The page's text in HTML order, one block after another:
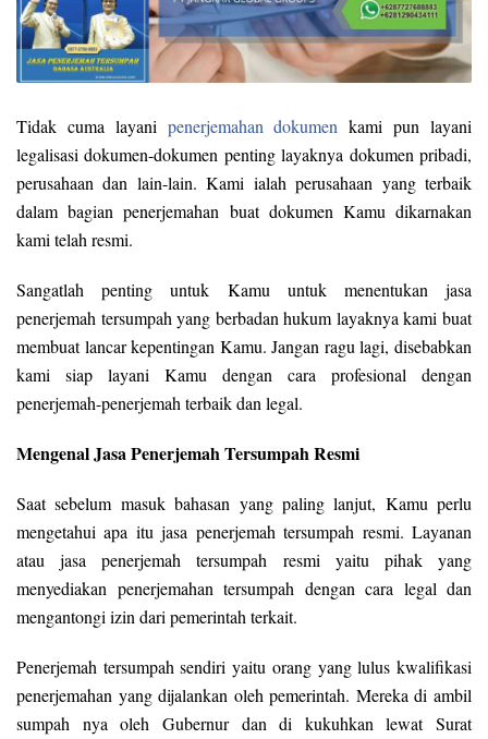
Tidak cuma layani penerjemahan dokumen kami pun layani
legalisasi dokumen-dokumen penting layaknya dokumen pribadi,
perusahaan dan lain-lain. Kami ialah perusahaan yang terbaik
dalam bagian penerjemahan buat dokumen Kamu dikarnakan
kami telah resmi.
Sangatlah penting untuk Kamu untuk menentukan jasa
penerjemah tersumpah yang berbadan hukum layaknya kami buat
membuat lancar kepentingan Kamu. Jangan ragu lagi, disebabkan
kami siap layani Kamu dengan cara profesional dengan
penerjemah-penerjemah terbaik dan legal.
Mengenal Jasa Penerjemah Tersumpah Resmi
Saat sebelum masuk bahasan yang paling lanjut, Kamu perlu
mengetahui apa itu jasa penerjemah tersumpah resmi. Layanan
atau jasa penerjemah tersumpah resmi yaitu pihak yang
menyediakan penerjemahan tersumpah dengan cara legal dan
mengantongi izin dari pemerintah terkait.
Penerjemah tersumpah sendiri yaitu orang yang lulus kwalifikasi
penerjemahan yang dijalankan oleh pemerintah. Mereka di ambil
sumpah nya oleh Gubernur dan di kukuhkan lewat Surat